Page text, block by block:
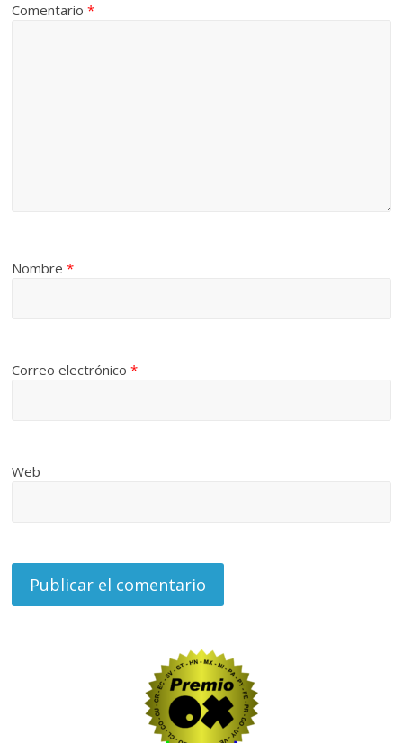
Comentario*
Nombre*
Correo electrónico*
Web